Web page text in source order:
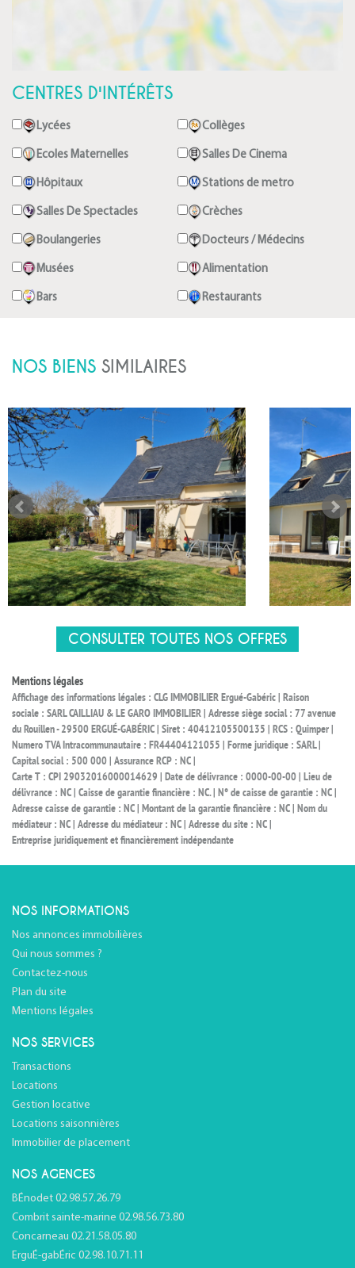
CENTRES D'INTÉRÊTS
Lycées Collèges
Ecoles Maternelles Salles De Cinema
Hôpitaux Stations de metro
Salles De Spectacles Crèches
Boulangeries Docteurs / Médecins
Musées Alimentation
Bars Restaurants
NOS BIENS SIMILAIRES
CONSULTER TOUTES NOS OFFRES
Mentions légales
Affichage des informations légales : CLG IMMOBILIER Ergué-Gabéric | Raison
sociale : SARL CAILLIAU & LE GARO IMMOBILIER | Adresse siège social : 77 avenue
du Rouillen - 29500 ERGUÉ-GABÉRIC | Siret : 40412105500135 | RCS : Quimper |
Numero TVA Intracommunautaire : FR44404121055 | Forme juridique : SARL |
Capital social : 500 000 | Assurance RCP : NC |
Carte T : CPI 29032016000014629 | Date de délivrance : 0000-00-00 | Lieu de
délivrance : NC | Caisse de garantie financière : NC. | N° de caisse de garantie : NC |
Adresse caisse de garantie : NC | Montant de la garantie financière : NC | Nom du
médiateur : NC | Adresse du médiateur : NC | Adresse du site : NC |
Entreprise juridiquement et financièrement indépendante
NOS INFORMATIONS
Nos annonces immobilières
Qui nous sommes ?
Contactez-nous
Plan du site
Mentions légales
NOS SERVICES
Transactions
Locations
Gestion locative
Locations saisonnières
Immobilier de placement
NOS AGENCES
BÉnodet 02.98.57.26.79
Combrit sainte-marine 02.98.56.73.80
Concarneau 02.21.58.05.80
ErguÉ-gabÉric 02.98.10.71.11